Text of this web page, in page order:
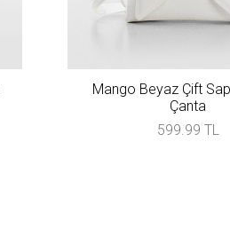
Mango Beyaz Çift
Çanta
599.99 TL